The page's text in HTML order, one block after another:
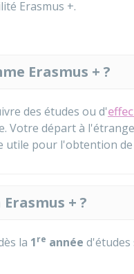
Erasmus +.
Erasmus + ?
des études ou d'
Votre départ à
utile pour l'obtention
+ ?
la 1re année